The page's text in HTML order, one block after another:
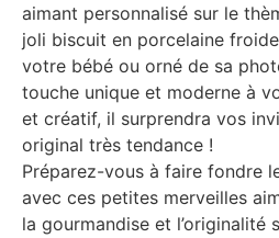
aimant personnalisé sur le
joli biscuit en porcelaine
votre bébé ou orné de sa
touche unique et moderne à
et créatif, il surprendra vos
original très tendance !
Préparez-vous à faire fondre
avec ces petites merveilles
la gourmandise et l’originalité